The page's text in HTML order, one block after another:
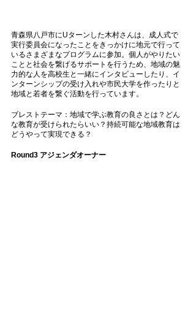
青森県八戸市にUターンした木村さんは、成人式で
実行委員会になったことをきっかけに地元で行って
いるさまざまなプログラムに参加。個人がやりたい
ことと社会を繋げるサポートを行うため、地域の魅
力的な人を高校生と一緒にインタビューしたり、イ
ンターンシップの受け入れや市民大学を作ったりと
地域と若者を繋ぐ活動を行っています。
ブレストテーマ：地域で学ぶ教育の良さとは？どん
な教育が受けられたらいい？持続可能な地域教育は
どうやって実現できる？
Round3 アジェンダオーナー